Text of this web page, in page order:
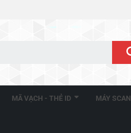
MÃ VẠCH - THẺ ID MÁY SCAN